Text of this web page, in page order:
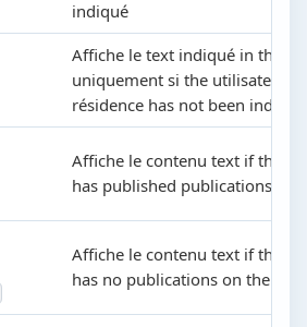
indiqué
Affiche le text indiqué in the
uniquement si the utilisateur's
résidence has not been indiqué
Affiche le contenu text if this
has published publications on
Affiche le contenu text if this
has no publications on the site